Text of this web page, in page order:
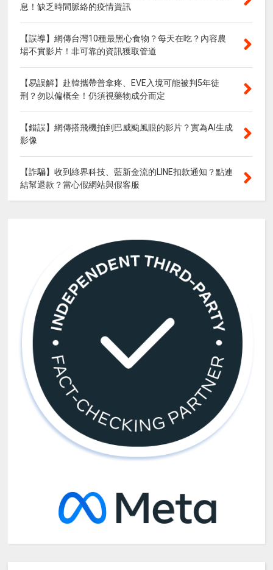
息！缺乏時間脈絡的疫情資訊
【誤導】網傳台灣10種最黑心食物？每天在吃？內容農
場不實影片！非可靠的資訊獲取管道
【易誤解】赴韓攜帶普拿疼、EVE入境可能被判5年徒
刑？勿以偏概全！仍須視藥物成分而定
【錯誤】網傳搭飛機拍到巴威颱風眼的影片？實為AI生成
影像
【詐騙】收到綠界科技、藍新金流的LINE扣款通知？點連
結幫退款？當心假網站與假客服